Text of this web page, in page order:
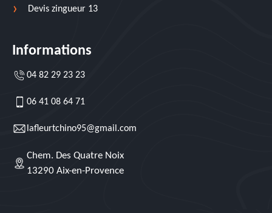
Devis zingueur 13
Informations
04 82 29 23 23
06 41 08 64 71
lafleurtchino95@gmail.com
Chem. Des Quatre Noix
13290 Aix-en-Provence